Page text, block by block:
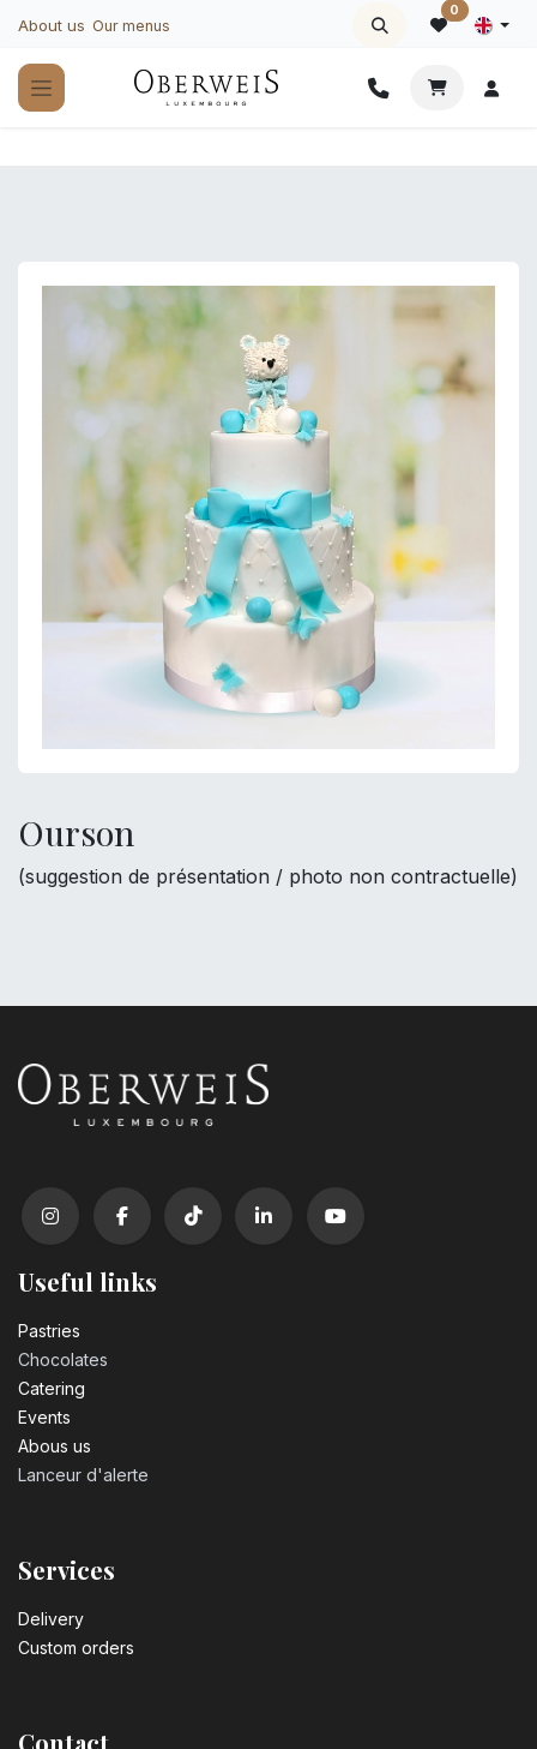
About us Our menus
0
Ourson
(suggestion de présentation / photo non contractuelle)
Useful links
Pastrie​s
Chocolates
Catering
Events
Abous us
Lanceur d'alerte
Services
Delivery
Custom orders
Contact